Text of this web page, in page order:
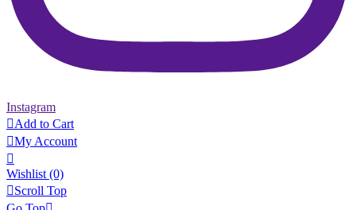
Instagram
Add to Cart
My Account

Wishlist (0)
Scroll Top